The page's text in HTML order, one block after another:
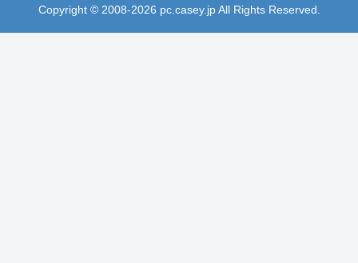
Copyright © 2008-2026 pc.casey.jp All Rights Reserved.